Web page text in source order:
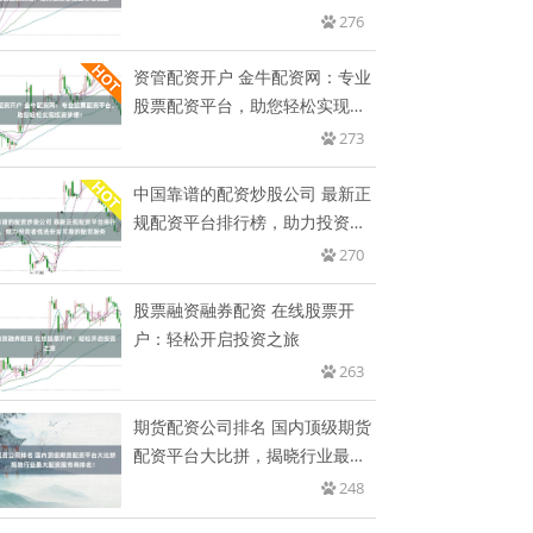
276
资管配资开户 金牛配资网：专业
股票配资平台，助您轻松实现投
273
中国靠谱的配资炒股公司 最新正
规配资平台排行榜，助力投资者
270
股票融资融券配资 在线股票开
户：轻松开启投资之旅
263
期货配资公司排名 国内顶级期货
配资平台大比拼，揭晓行业最大
248